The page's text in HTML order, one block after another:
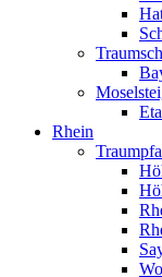
Rhein